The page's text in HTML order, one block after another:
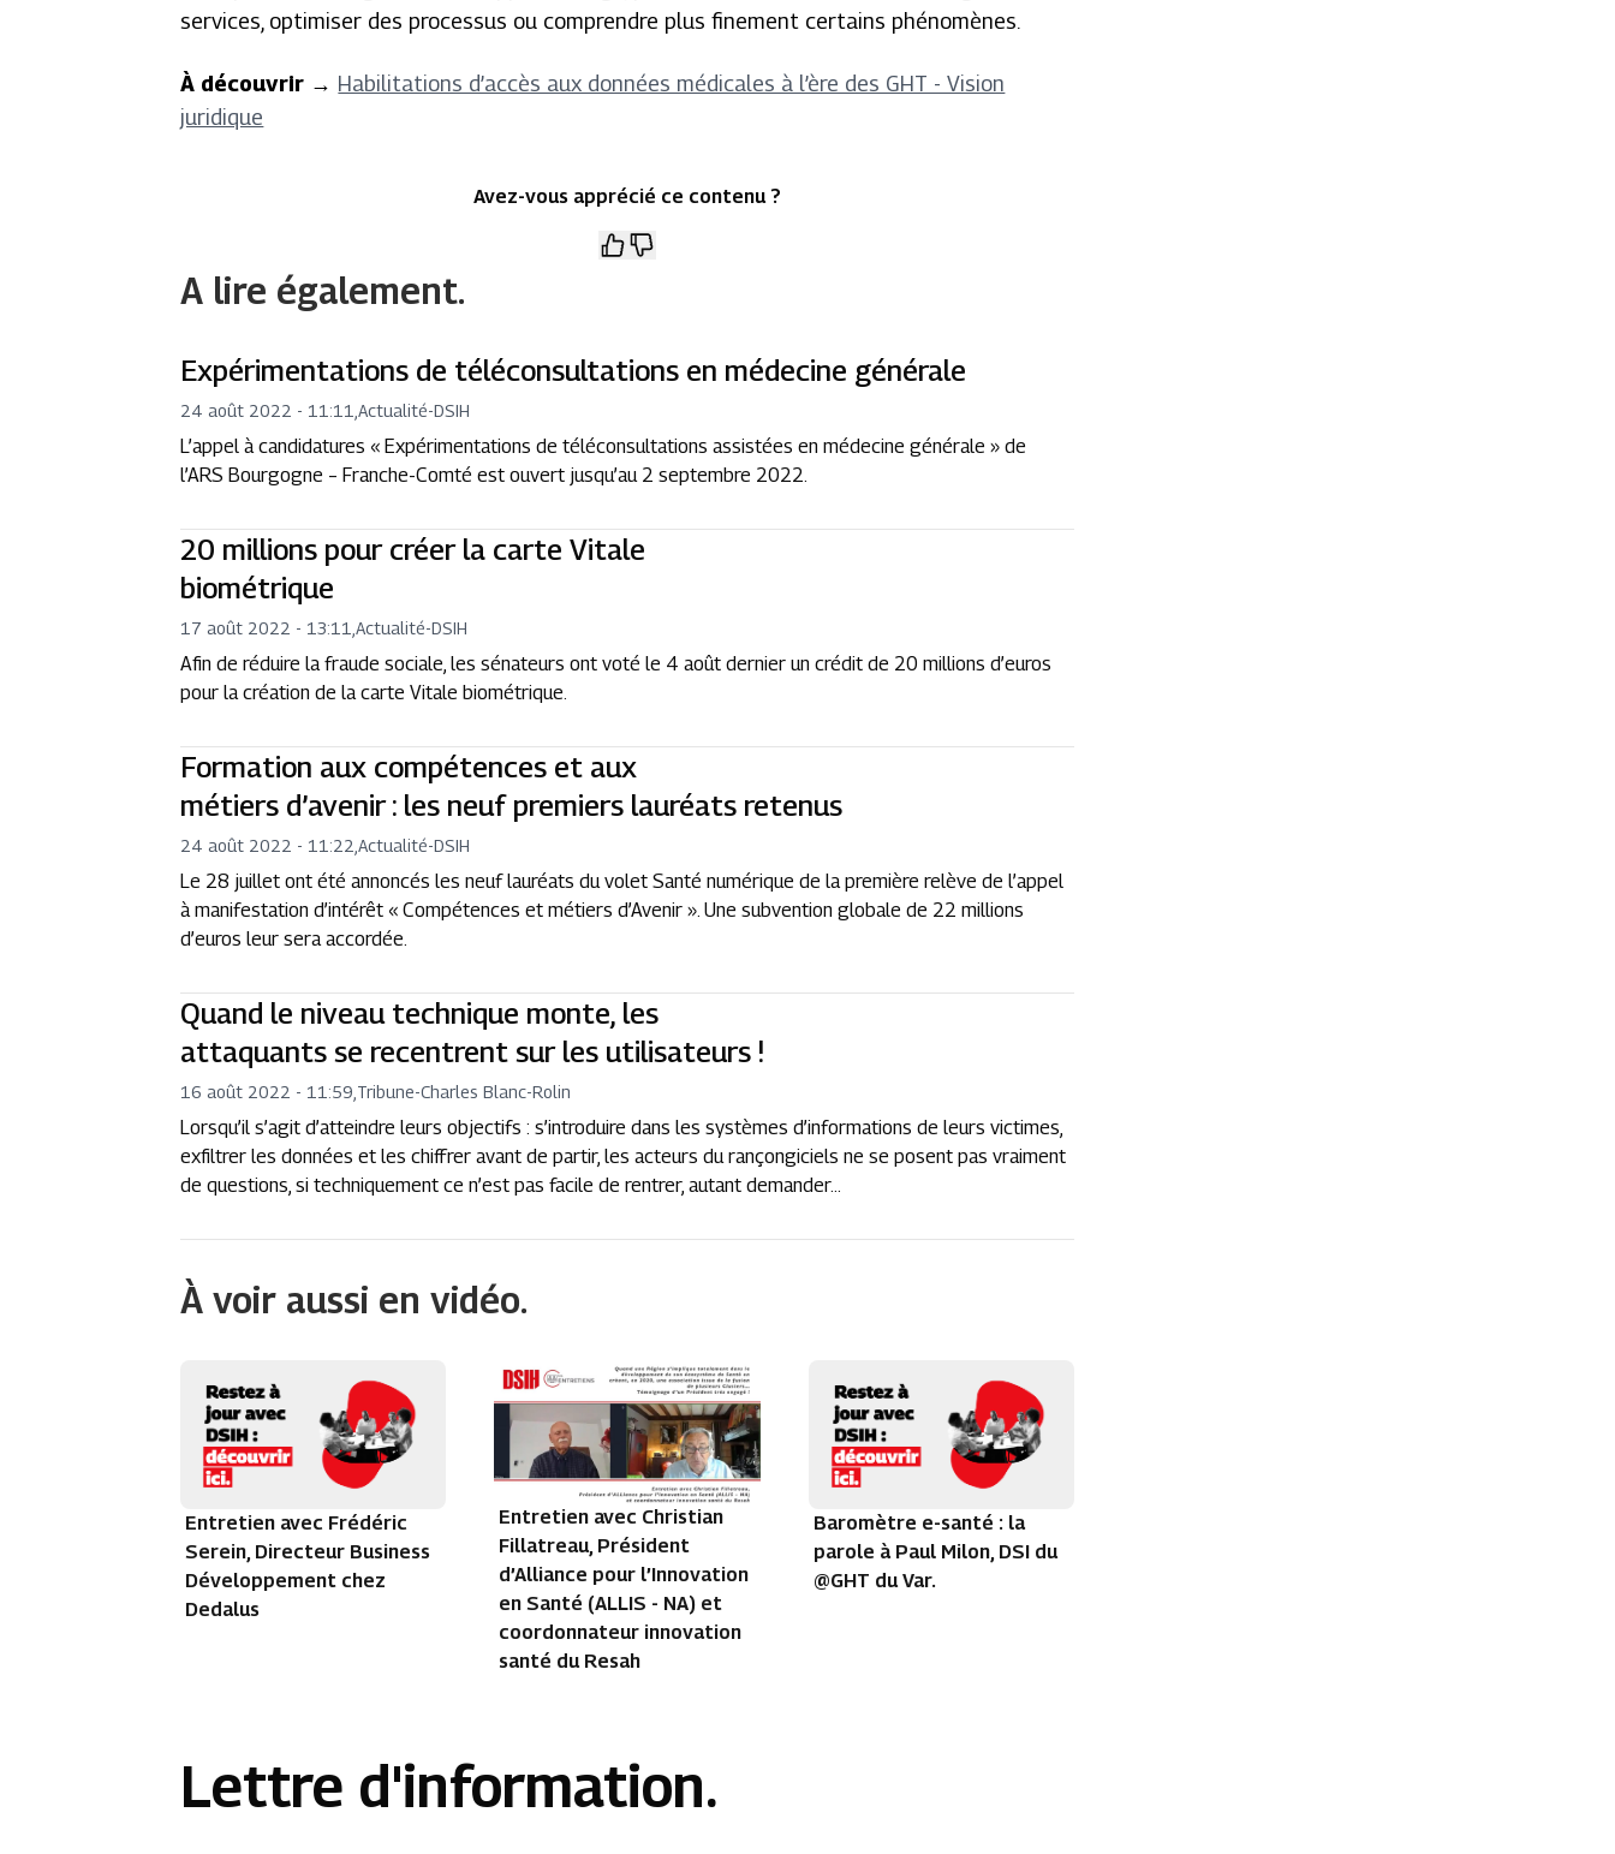
services, optimiser des processus ou comprendre plus finement certains phénomènes.
À découvrir → Habilitations d’accès aux données médicales à l’ère des GHT - Vision
juridique
Avez-vous apprécié ce contenu ?
A lire également.
Expérimentations de téléconsultations en médecine générale
24 août 2022 - 11:11 ,Actualité-DSIH
L’appel à candidatures « Expérimentations de téléconsultations assistées en médecine générale » de
l’ARS Bourgogne – Franche-Comté est ouvert jusqu’au 2 septembre 2022.
20 millions pour créer la carte Vitale
biométrique
17 août 2022 - 13:11 ,Actualité-DSIH
Afin de réduire la fraude sociale, les sénateurs ont voté le 4 août dernier un crédit de 20 millions d’euros
pour la création de la carte Vitale biométrique.
Formation aux compétences et aux
métiers d’avenir : les neuf premiers lauréats retenus
24 août 2022 - 11:22 ,Actualité-DSIH
Le 28 juillet ont été annoncés les neuf lauréats du volet Santé numérique de la première relève de l’appel
à manifestation d’intérêt « Compétences et métiers d’Avenir ». Une subvention globale de 22 millions
d’euros leur sera accordée.
Quand le niveau technique monte, les
attaquants se recentrent sur les utilisateurs !
16 août 2022 - 11:59 Tribune-Charles Blanc-Rolin
Lorsqu’il s’agit d’atteindre leurs objectifs : s’introduire dans les systèmes d’informations de leurs victimes,
exfiltrer les données et les chiffrer avant de partir, les acteurs du rançongiciels ne se posent pas vraiment
de questions, si techniquement ce n’est pas facile de rentrer, autant demander...
À voir aussi en vidéo.
Entretien avec Frédéric
Serein, Directeur Business
Développement chez
Dedalus
Entretien avec Christian
Fillatreau, Président
d’Alliance pour l’Innovation
en Santé (ALLIS - NA) et
coordonnateur innovation
santé du Resah
Baromètre e-santé : la
parole à Paul Milon, DSI du
@GHT du Var.
Lettre d'information.